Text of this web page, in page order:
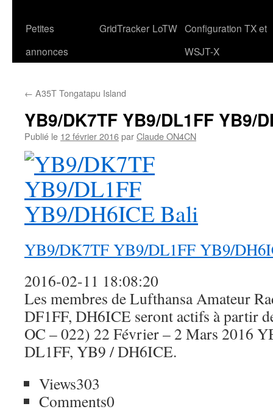
Petites
annonces
GridTracker LoTW Configuration TX et
WSJT-X
← A35T Tongatapu Island
YB9/DK7TF YB9/DL1FF YB9/
Publié le 12 février 2016parClaude ON4CN
YB9/DK7TF YB9/DL1FF YB9/
2016-02-11 18:08:20
Les membres de Lufthansa Amateur
DF1FF, DH6ICE seront actifs à partir
OC – 022) 22 Février – 2 Mars 2016
DL1FF, YB9 / DH6ICE.
Views303
Comments0